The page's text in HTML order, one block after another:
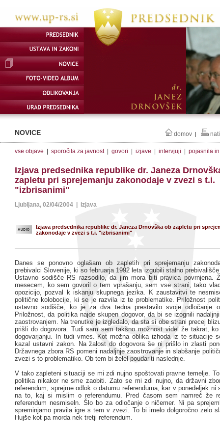
NOVICE domov |
vse objave sporočila za javnost| govori izjave intervjuji pojasnila
Izjava predsednika republike dr. Janeza
zapletu pri sprejemanju zakonodaje v zvezi s t.i.
"izbrisanimi"
Ljubljana, 02/04/2004 | izjava
Izjava predsednika republike dr. Janeza Drnovška ob zapletu pri
zakonodaje v zvezi s t.i. "izbrisanimi"
Danes se ponovno oglašam ob zapletih pri sprejemanju
prebivalci Slovenije, ki so februarja 1992 leta izgubili stalno
Ustavno sodišče RS razsodilo, da jim mora biti pravica povrnjena.
mesecem, ko sem govoril o tem vprašanju, sem vse strani, tako
opozicijo, pozval k iskanju skupnega jezika. K zaustavitvi te
politične kolobocije, ki se je razvila iz te problematike. Priložnost
ustavno sodišče, ko je za dva tedna prestavilo svoje odločanje o
Priložnost, da politika najde skupen dogovor, da bi se izognili
zaostrovanjem. Na trenutke je izgledalo, da sta si obe strani precej
prišli do dogovora. Tudi sam sem takšno možnost videl že takrat,
dogovarjanju. In tudi vmes. Kot možna oblika izhoda iz te situacije
kazal ustavni zakon. Na žalost do dogovora še ni prišlo in zlasti
Državnega zbora RS pomeni nadaljnje zaostrovanje in slabšanje
zvezi s to problematiko. Ob tem bi želel poudariti naslednje.
V tako zapleteni situaciji se mi zdi nujno spoštovati pravne temelje.
politika nikakor ne sme zaobiti. Zato se mi zdi nujno, da državni
referendum, sprejme odlok o datumu referenduma, kar v ponedeljek ni
na to, kaj si mislim o referendumu. Pred časom sem namreč že
referendum nesmiseln. Šlo bo za odločanje o ničemer. Ni pa
spreminjamo pravila igre s tem v zvezi. To bi imelo dolgoročno zelo
Hujše kot pa morda nek tretji referendum.